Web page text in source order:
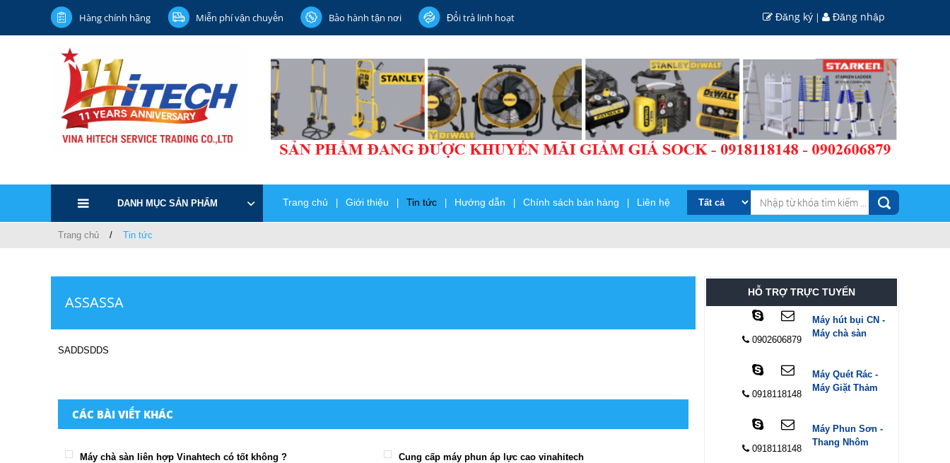
Hàng chính hãng Miễn phí vận chuyển Bảo hành tận nơi Đổi trả linh hoạt Đăng ký | Đăng nhập
DANH MỤC SẢN PHẨM Trang chủ Giới thiệu Tin tức Hướng dẫn Chính sách bán hàng Liên hệ
Trang chủ Tin tức
ASSASSA
SADDSDDS
CÁC BÀI VIẾT KHÁC
Máy chà sàn liên hợp Vinahtech có tốt không ?
Cung cấp máy phun áp lực cao vinahitech
HỖ TRỢ TRỰC TUYẾN
0902606879
Máy hút bụi CN -
Máy chà sàn
0918118148
Máy Quét Rác -
Máy Giặt Thảm
0918118148
Máy Phun Sơn -
Thang Nhôm